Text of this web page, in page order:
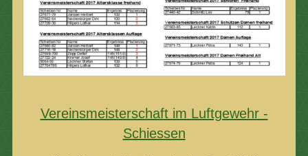
Vereinsmeisterschaft im Luftgewehr -
Schiessen